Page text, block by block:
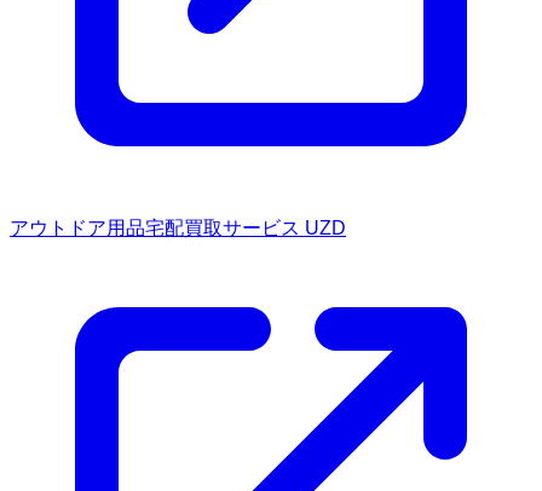
アウトドア用品宅配買取サービス UZD